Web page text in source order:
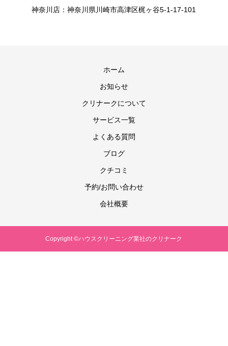
神奈川店：神奈川県川崎市高津区梶ヶ谷5-1-17-101
ホーム
お知らせ
クリナークについて
サービス一覧
よくある質問
ブログ
クチコミ
予約/お問い合わせ
会社概要
Copyright ©ハウスクリーニング業社のクリナーク